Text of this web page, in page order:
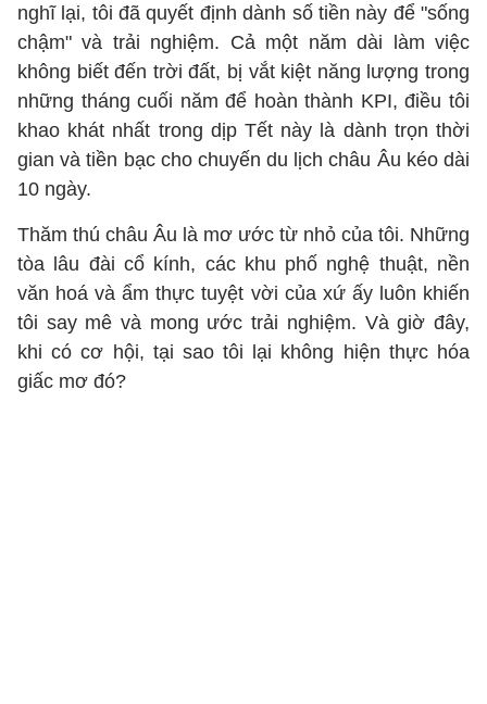
nghĩ lại, tôi đã quyết định dành số tiền này để "sống
chậm" và trải nghiệm. Cả một năm dài làm việc
không biết đến trời đất, bị vắt kiệt năng lượng trong
những tháng cuối năm để hoàn thành KPI, điều tôi
khao khát nhất trong dịp Tết này là dành trọn thời
gian và tiền bạc cho chuyến du lịch châu Âu kéo dài
10 ngày.
Thăm thú châu Âu là mơ ước từ nhỏ của tôi. Những
tòa lâu đài cổ kính, các khu phố nghệ thuật, nền
văn hoá và ẩm thực tuyệt vời của xứ ấy luôn khiến
tôi say mê và mong ước trải nghiệm. Và giờ đây,
khi có cơ hội, tại sao tôi lại không hiện thực hóa
giấc mơ đó?